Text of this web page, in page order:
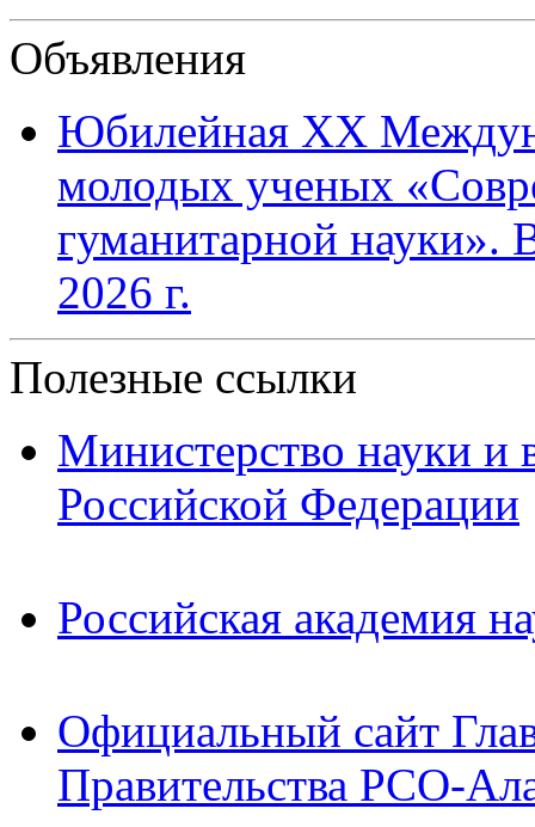
Объявления
Юбилейная XХ
молодых ученых
гуманитарной науки».
2026 г.
Полезные ссылки
Министерство науки и
Российской Федерации
Российская академия
Официальный сайт
Правительства РСО-